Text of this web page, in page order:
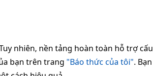
nhiên, nền tảng hoàn toàn hỗ trợ cấu
bạn trên trang "Báo thức của tôi". Bạn